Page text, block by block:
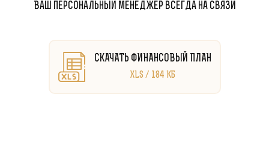
Ваш персональный менеджер всегда на связи
СКАЧАТЬ ФИНАНСОВЫЙ ПЛАН
XLS / 184 КБ